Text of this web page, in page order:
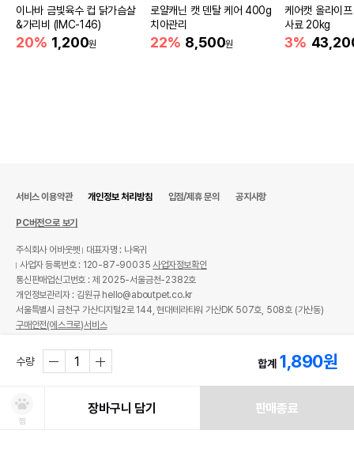
이나바 금빛육수 컵 닭가슴살
&가리비 (IMC-146)
20% 1,200원
로얄캐닌 캣 덴탈 케어 400g
치아관리
22% 8,500원
케어캣 올라이
사료 20kg
3%
수량 합계 1,890원
찜
장바구니 담기 판매종료
서비스 이용약관 개인정보 처리방침 입점/제휴 문의 공지사항
PC버전으로 보기
주식회사 어바웃펫
대표자명 : 나옥귀
사업자 등록번호 : 120-87-90035사업자정보확인
통신판매업신고번호 : 제 2025-서울금천-2382호
개인정보관리자 : 김원규 hello@aboutpet.co.kr
서울특별시 금천구 가산디지털2로 144, 현대테라타워 가산DK 507호, 508호 (가산동)
구매안전(에스크로)서비스